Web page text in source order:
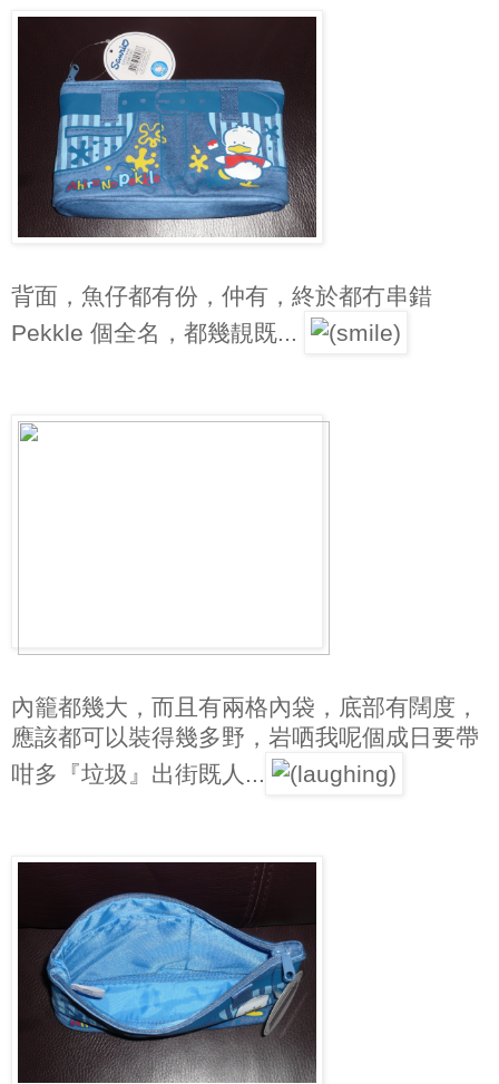
背面，魚仔都有份，仲有，終於都冇串錯
Pekkle 個全名，都幾靚既...
內籠都幾大，而且有兩格內袋，底部有闊度，
應該都可以裝得幾多野，岩哂我呢個成日要帶
咁多『垃圾』出街既人...